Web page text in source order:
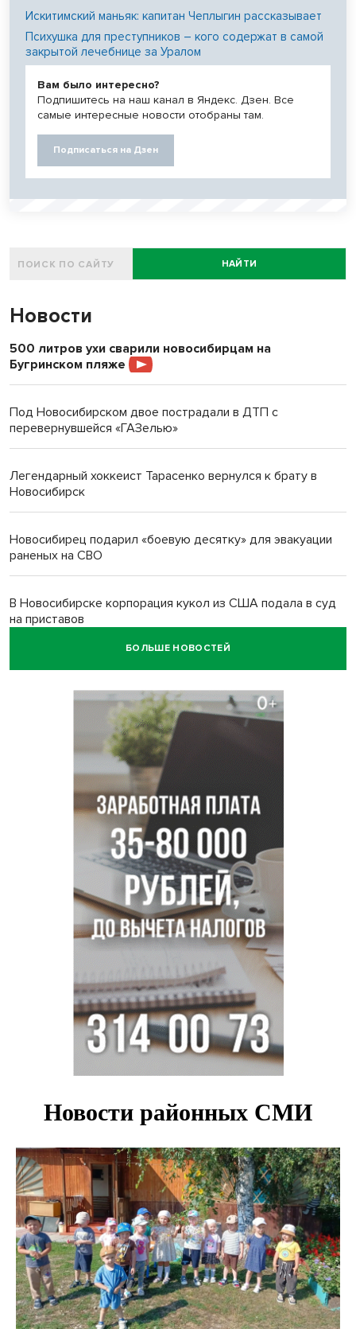
Искитимский маньяк: капитан Чеплыгин рассказывает
Психушка для преступников – кого содержат в самой
закрытой лечебнице за Уралом
Вам было интересно?
Подпишитесь на наш канал в Яндекс. Дзен. Все
самые интересные новости отобраны там.
Подписаться на Дзен
НАЙТИ
Новости
500 литров ухи сварили новосибирцам на
Бугринском пляже
Под Новосибирском двое пострадали в ДТП с
перевернувшейся «ГАЗелью»
Легендарный хоккеист Тарасенко вернулся к брату в
Новосибирск
Новосибирец подарил «боевую десятку» для эвакуации
раненых на СВО
В Новосибирске корпорация кукол из США подала в суд
на приставов
БОЛЬШЕ НОВОСТЕЙ